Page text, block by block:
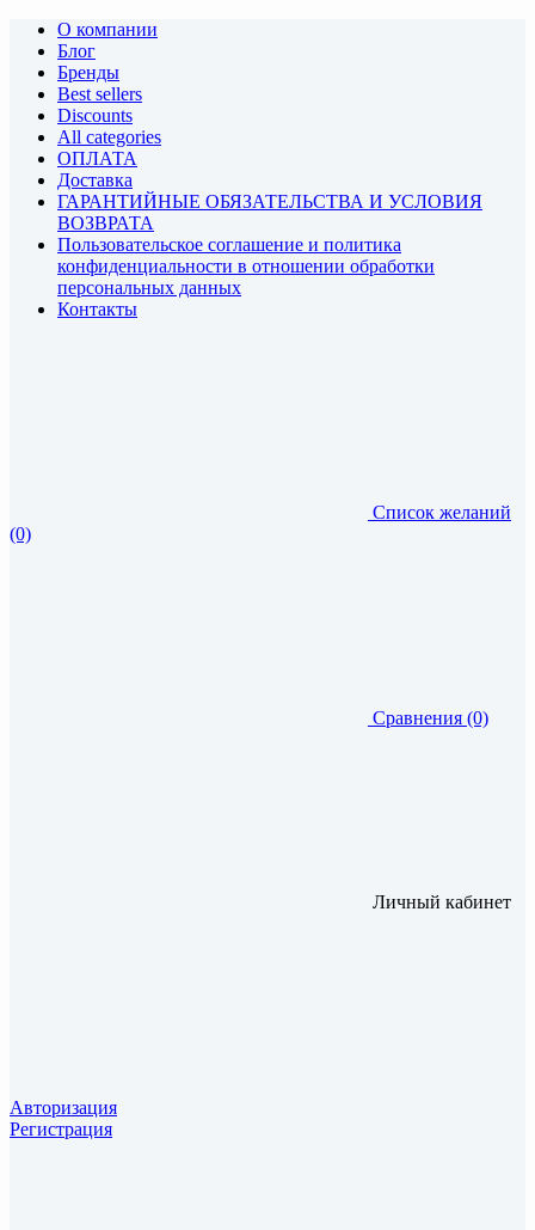
О компании
Блог
Бренды
Best sellers
Discounts
All categories
ОПЛАТА
Доставка
ГАРАНТИЙНЫЕ ОБЯЗАТЕЛЬСТВА И УСЛОВИЯ
ВОЗВРАТА
Пользовательское соглашение и политика
конфиденциальности в отношении обработки
персональных данных
Контакты
Список желаний
(0)
Сравнения (0)
Личный кабинет
Авторизация
Регистрация